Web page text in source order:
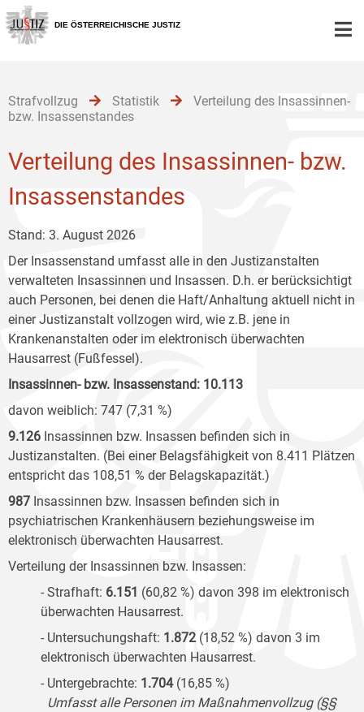
Zur
Hauptnavigation
[1]
Zum
Inhalt
[2]
Zum
Untermenü
[3]
DIE ÖSTERREICHISCHE JUSTIZ
Strafvollzug Statistik
Verteilung des Insassinnen-
bzw. Insassenstandes
Verteilung des Insassinnen- bzw.
Insassenstandes
Stand: 3. August 2026
Der Insassenstand umfasst alle in den Justizanstalten
verwalteten Insassinnen und Insassen. D.h. er berücksichtigt
auch Personen, bei denen die Haft/Anhaltung aktuell nicht in
einer Justizanstalt vollzogen wird, wie z.B. jene in
Krankenanstalten oder im elektronisch überwachten
Hausarrest (Fußfessel).
Insassinnen- bzw. Insassenstand: 10.113
davon weiblich: 747 (7,31 %)
9.126 Insassinnen bzw. Insassen befinden sich in
Justizanstalten. (Bei einer Belagsfähigkeit von 8.411 Plätzen
entspricht das 108,51 % der Belagskapazität.)
987 Insassinnen bzw. Insassen befinden sich in
psychiatrischen Krankenhäusern beziehungsweise im
elektronisch überwachten Hausarrest.
Verteilung der Insassinnen bzw. Insassen:
- Strafhaft: 6.151 (60,82 %) davon 398 im elektronisch
überwachten Hausarrest.
- Untersuchungshaft: 1.872 (18,52 %) davon 3 im
elektronisch überwachten Hausarrest.
- Untergebrachte: 1.704(16,85 %)
Umfasst alle Personen im Maßnahmenvollzug (§§